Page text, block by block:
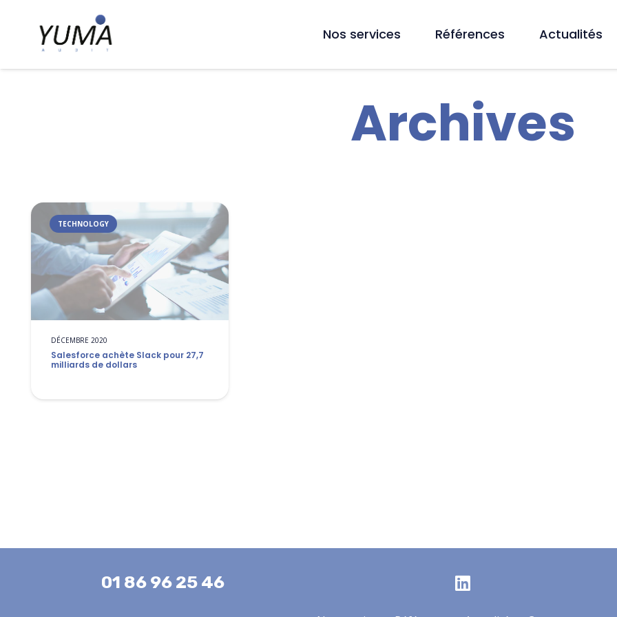
Nos services Références Actualités
Archives
TECHNOLOGY
DÉCEMBRE 2020
Salesforce achète Slack pour 27,7
milliards de dollars
01 86 96 25 46